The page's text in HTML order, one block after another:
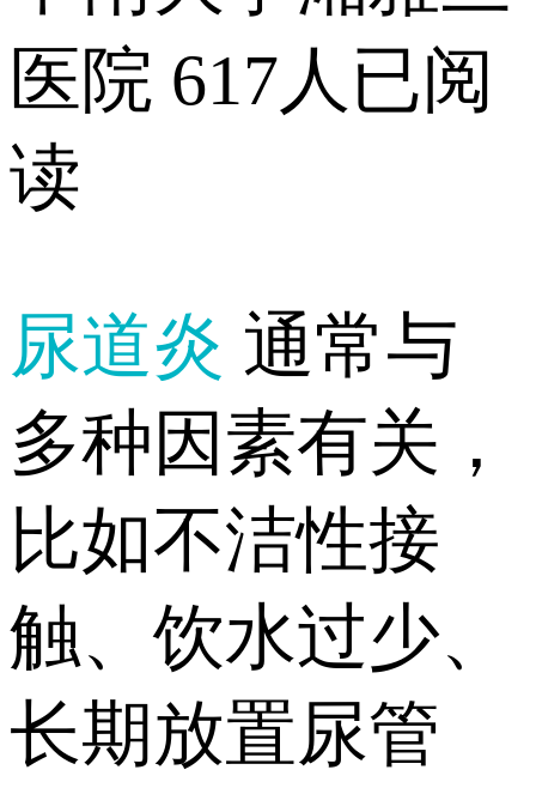
医院 617人已阅
读
尿道炎 通常与
多种因素有关，
比如不洁性接
触、饮水过少、
长期放置尿管